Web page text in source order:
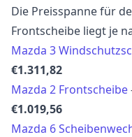
Die Preisspanne für
Frontscheibe liegt je
Mazda 3
€1.311,82
Mazda 2 Frontscheibe
€1.019,56
Mazda 6